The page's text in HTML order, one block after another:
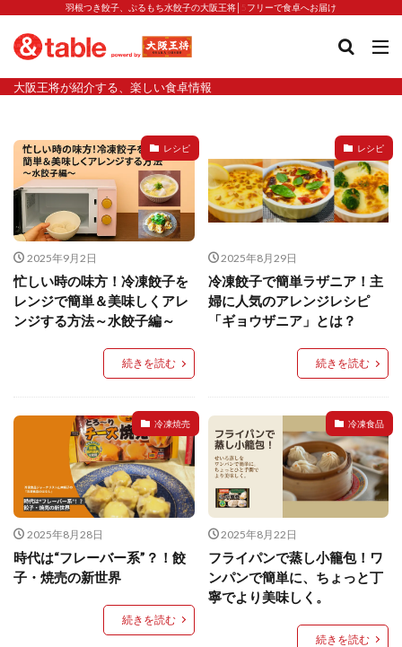
羽根つき餃子、ぷるもち水餃子の大阪王将│5フリーで食卓へお届け
大阪王将が紹介する、楽しい食卓情報
レシピ
2025年9月2日
忙しい時の味方！冷凍餃子を
レンジで簡単＆美味しくアレ
ンジする方法～水餃子編～
続きを読む
レシピ
2025年8月29日
冷凍餃子で簡単ラザニア！主
婦に人気のアレンジレシピ
「ギョウザニア」とは？
続きを読む
冷凍焼売
2025年8月28日
時代は“フレーバー系”？！餃
子・焼売の新世界
続きを読む
冷凍食品
2025年8月22日
フライパンで蒸し小籠包！ワ
ンパンで簡単に、ちょっと丁
寧でより美味しく。
続きを読む
タグ
減塩
渡韓 渡韓ごっこ
焼きそば
朝食
焼き方 焼き餃子
焼売
焼売と飲みたい
焼酎 猛暑 栄養
春雨
白くなる
小籠包
大阪王将 背徳のバターすぎるぎょうざ
天津飯
宇都宮
宮崎辛麺 宮崎餃子
小籠包と飲みたい
昇華
居酒屋 弁当 担々麺
揚げ餃子
新商品
旨辛 硬くなる
外食事業
鉄ラー油
餃子と食べたい
餃子と飲みたい 魚醬
麺
麻婆豆腐
麻辣湯 通販 質問
節約
肉汁爆弾餃子
米飯
羽根つき スタミナ肉餃子
羽根つきタン塩餃子
羽根つき餃子
肉ニラ水餃子
肉まん・豚まん
肉餃子 豚まん
膨らむ
謹製 羽根つき なにわのお好み餃子
豆苗
大阪王将
おうちde街中華コミュニティ
おでん